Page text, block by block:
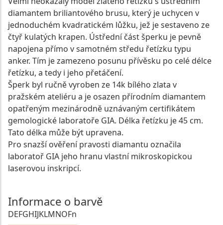
diamantem briliantového brusu, který je uchycen v
jednoduchém kvadratickém lůžku, jež je sestaveno ze
čtyř kulatých krapen. Ústřední část šperku je pevně
napojena přímo v samotném středu řetízku typu
anker. Tím je zamezeno posunu přívěsku po celé délce
řetízku, a tedy i jeho přetáčení.
Šperk byl ručně vyroben ze 14k bílého zlata v
pražském ateliéru a je osazen přírodním diamantem
opatřeným mezinárodně uznávaným certifikátem
gemologické laboratoře GIA. Délka řetízku je 45 cm.
Tato délka může být upravena.
Pro snazší ověření pravosti diamantu označila
laboratoř GIA jeho hranu vlastní mikroskopickou
laserovou inskripcí.
Informace o barvě
DEFGHIJKLMNOFn